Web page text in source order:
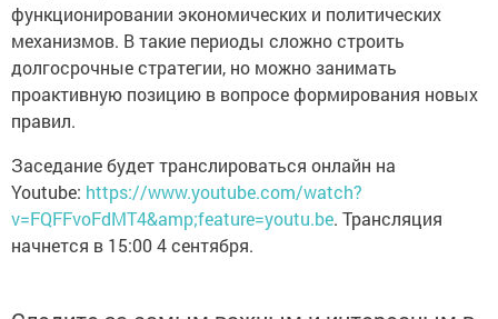
функционировании экономических и политических
механизмов. В такие периоды сложно строить
долгосрочные стратегии, но можно занимать
проактивную позицию в вопросе формирования новых
правил.
Заседание будет транслироваться онлайн на
Youtube: https://www.youtube.com/watch?
v=FQFFvoFdMT4&amp;feature=youtu.be. Трансляция
начнется в 15:00 4 сентября.